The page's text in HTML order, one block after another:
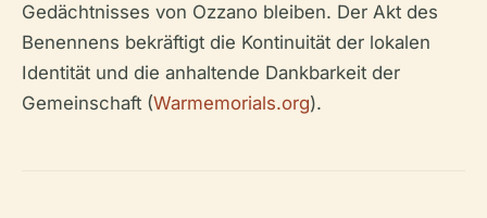
Gedächtnisses von Ozzano bleiben. Der Akt des
Benennens bekräftigt die Kontinuität der lokalen
Identität und die anhaltende Dankbarkeit der
Gemeinschaft (Warmemorials.org).